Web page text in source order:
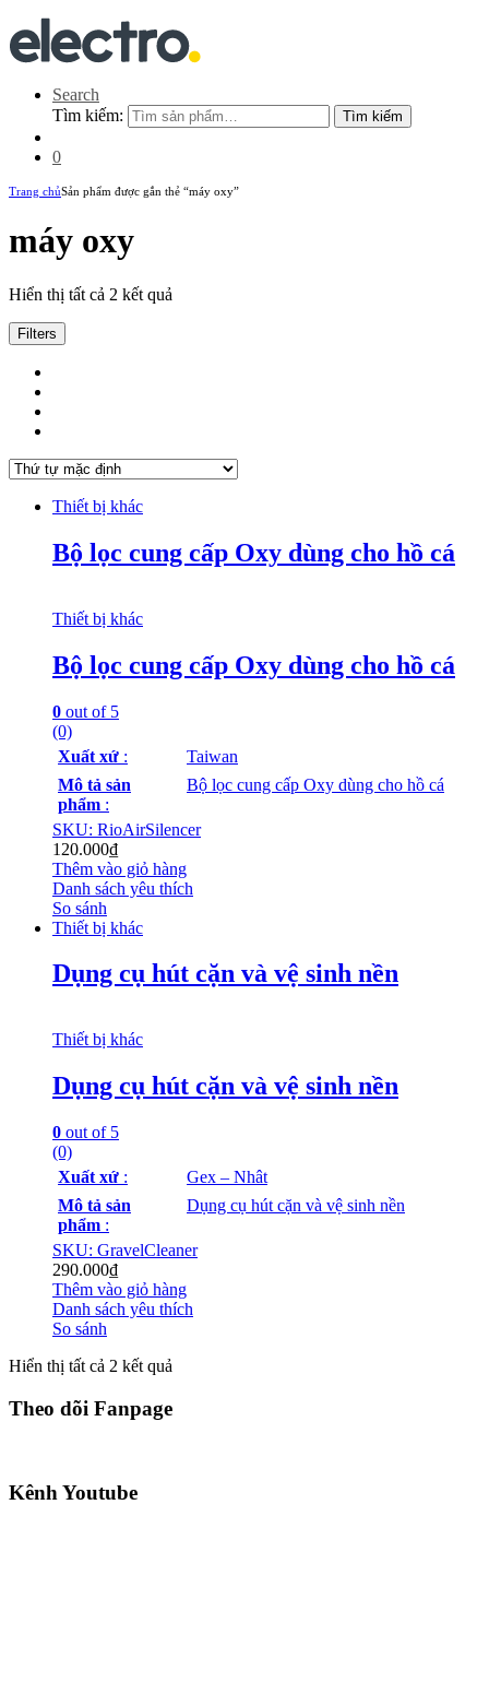
Search
Tìm kiếm:
Tìm kiếm
0
Trang chủSản phẩm được gắn thẻ “máy oxy”
máy oxy
Hiển thị tất cả 2 kết quả
Filters
Thiết bị khác
Bộ lọc cung cấp Oxy dùng cho hồ cá
Thiết bị khác
Bộ lọc cung cấp Oxy dùng cho hồ cá
0 out of 5
(0)
Xuất xứ :
Taiwan
Mô tả sản
phẩm :
Bộ lọc cung cấp Oxy dùng cho hồ cá
SKU: RioAirSilencer
120.000₫
Thêm vào giỏ hàng
Danh sách yêu thích
So sánh
Thiết bị khác
Dụng cụ hút cặn và vệ sinh nền
Thiết bị khác
Dụng cụ hút cặn và vệ sinh nền
0 out of 5
(0)
Xuất xứ :
Gex – Nhât
Mô tả sản
phẩm :
Dụng cụ hút cặn và vệ sinh nền
SKU: GravelCleaner
290.000₫
Thêm vào giỏ hàng
Danh sách yêu thích
So sánh
Hiển thị tất cả 2 kết quả
Theo dõi Fanpage
Kênh Youtube